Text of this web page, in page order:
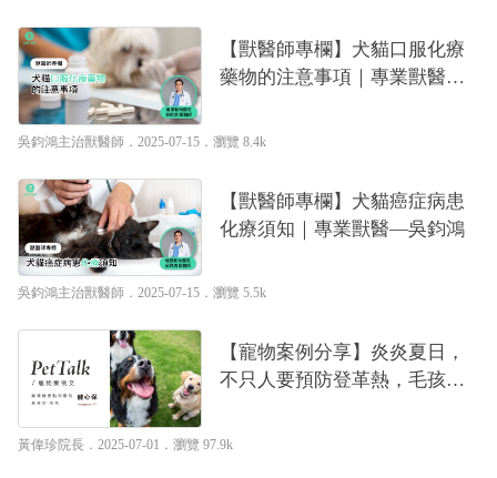
【獸醫師專欄】犬貓口服化療
藥物的注意事項｜專業獸醫—
吳鈞鴻主治獸醫師 ．2025-07-15． 瀏覽 8.4k
【獸醫師專欄】犬貓癌症病患
化療須知｜專業獸醫—吳鈞鴻
吳鈞鴻主治獸醫師 ．2025-07-15． 瀏覽 5.5k
【寵物案例分享】炎炎夏日，
不只人要預防登革熱，毛孩也
獸醫—黃偉珍
黃偉珍院長 ．2025-07-01． 瀏覽 97.9k